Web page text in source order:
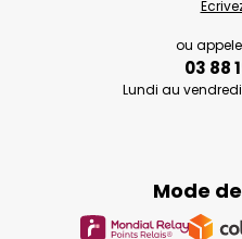
Mode
ou
03 88
Lundi au vendredi